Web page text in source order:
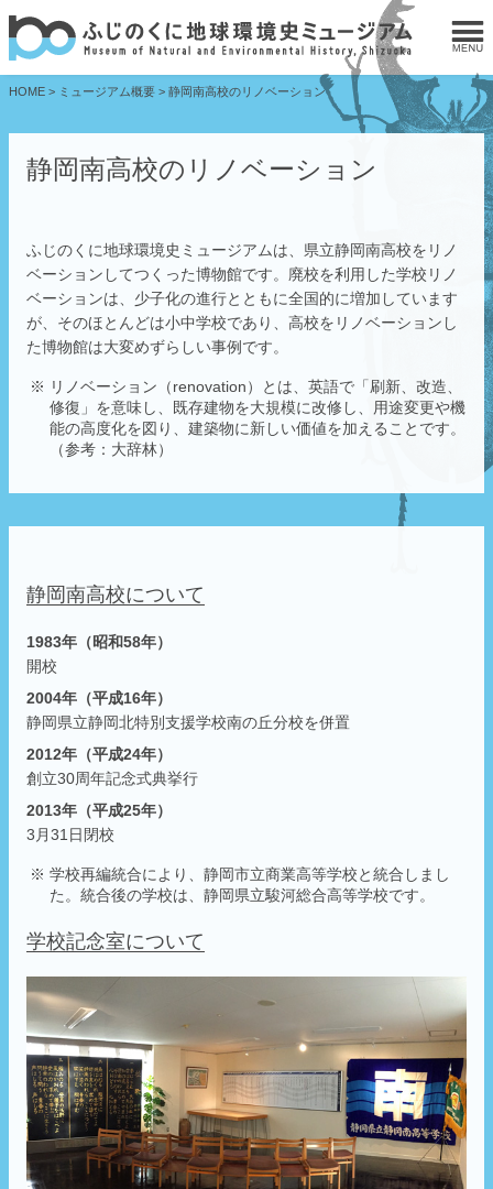
HOME > ミュージアム概要 > 静岡南高校のリノベーション
静岡南高校のリノベーション
ふじのくに地球環境史ミュージアムは、県立静岡南高校をリノ
ベーションしてつくった博物館です。廃校を利用した学校リノ
ベーションは、少子化の進行とともに全国的に増加しています
が、そのほとんどは小中学校であり、高校をリノベーションし
た博物館は大変めずらしい事例です。
リノベーション（renovation）とは、英語で「刷新、改造、
修復」を意味し、既存建物を大規模に改修し、用途変更や機
能の高度化を図り、建築物に新しい価値を加えることです。
（参考：大辞林）
静岡南高校について
1983年（昭和58年）
開校
2004年（平成16年）
静岡県立静岡北特別支援学校南の丘分校を併置
2012年（平成24年）
創立30周年記念式典挙行
2013年（平成25年）
3月31日閉校
学校再編統合により、静岡市立商業高等学校と統合しまし
た。統合後の学校は、静岡県立駿河総合高等学校です。
学校記念室について